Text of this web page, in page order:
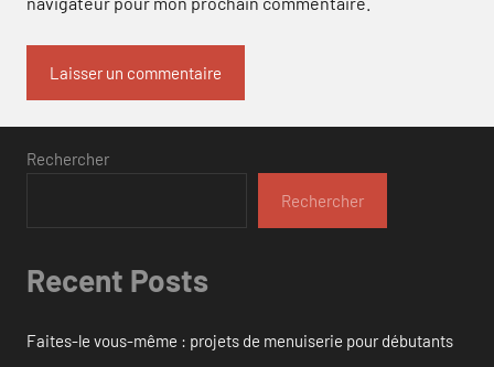
Rechercher
Rechercher
Recent Posts
Faites-le vous-même : projets de menuiserie pour débutants